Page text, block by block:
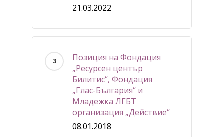
21.03.2022
Позиция на Фондация
„Ресурсен център
Билитис“, Фондация
„Глас-България“ и
Младежка ЛГБТ
организация „Действие“
08.01.2018